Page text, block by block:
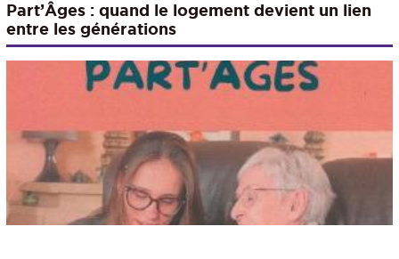
Part’Âges : quand le logement devient un lien
entre les générations